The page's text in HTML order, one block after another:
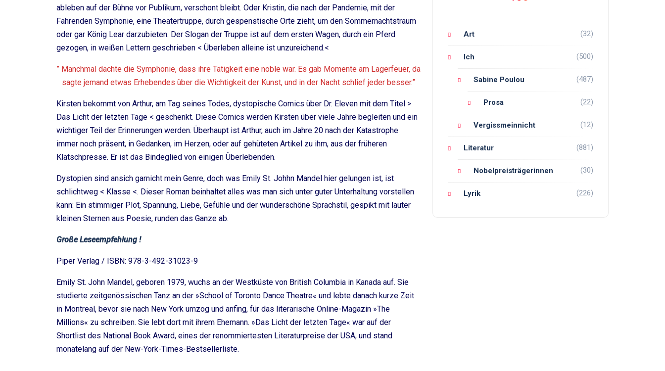
ableben auf der Bühne vor Publikum, verschont bleibt. Oder Kristin, die nach der Pandemie, mit der
Fahrenden Symphonie, eine Theatertruppe, durch gespenstische Orte zieht, um den Sommernachtstraum
oder gar König Lear darzubieten. Der Slogan der Truppe ist auf dem ersten Wagen, durch ein Pferd
gezogen, in weißen Lettern geschrieben < Überleben alleine ist unzureichend.<
” Manchmal dachte die Symphonie, dass ihre Tätigkeit eine noble war. Es gab Momente am Lagerfeuer, da
sagte jemand etwas Erhebendes über die Wichtigkeit der Kunst, und in der Nacht schlief jeder besser.”
Kirsten bekommt von Arthur, am Tag seines Todes, dystopische Comics über Dr. Eleven mit dem Titel >
Das Licht der letzten Tage < geschenkt. Diese Comics werden Kirsten über viele Jahre begleiten und ein
wichtiger Teil der Erinnerungen werden. Überhaupt ist Arthur, auch im Jahre 20 nach der Katastrophe
immer noch präsent, in Gedanken, im Herzen, oder auf gehüteten Artikel zu ihm, aus der früheren
Klatschpresse. Er ist das Bindeglied von einigen Überlebenden.
Dystopien sind ansich garnicht mein Genre, doch was Emily St. Johhn Mandel hier gelungen ist, ist
schlichtweg < Klasse <. Dieser Roman beinhaltet alles was man sich unter guter Unterhaltung vorstellen
kann: Ein stimmiger Plot, Spannung, Liebe, Gefühle und der wunderschöne Sprachstil, gespikt mit lauter
kleinen Sternen aus Poesie, runden das Ganze ab.
Große Leseempfehlung !
Piper Verlag / ISBN: 978-3-492-31023-9
Emily St. John Mandel, geboren 1979, wuchs an der Westküste von British Columbia in Kanada auf. Sie
studierte zeitgenössischen Tanz an der »School of Toronto Dance Theatre« und lebte danach kurze Zeit
in Montreal, bevor sie nach New York umzog und anfing, für das literarische Online-Magazin »The
Millions« zu schreiben. Sie lebt dort mit ihrem Ehemann. »Das Licht der letzten Tage« war auf der
Shortlist des National Book Award, eines der renommiertesten Literaturpreise der USA, und stand
monatelang auf der New-York-Times-Bestsellerliste.
Art (32)
Ich (500)
Sabine Poulou (487)
Prosa (22)
Vergissmeinnicht (12)
Literatur (881)
Nobelpreisträgerinnen (30)
Lyrik (226)